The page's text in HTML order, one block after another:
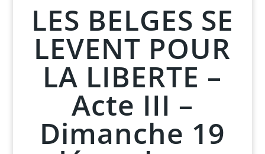
LES BELGES SE
LEVENT POUR
LA LIBERTE –
Acte III –
Dimanche 19